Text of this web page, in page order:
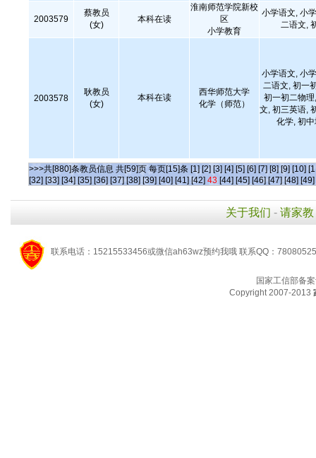
2003579
蔡教员
(女)
本科在读
淮南师范学院新校
区
小学教育
小学语文, 小
二语文,
2003578
耿教员
(女)
本科在读
西华师范大学
化学（师范）
小学语文, 小
二语文, 初一
初一初二物
文, 初三英语,
化学, 初
>>>共[880]条教员信息 共[59]页 每页[15]条 [1] [2] [3] [4] [5] [6] [7] [8] [9] [10]
[32] [33] [34] [35] [36] [37] [38] [39] [40] [41] [42] 43 [44] [45] [46] [47] [48] [49]
关于我们 - 请家教
联系电话：15215533456或微信ah63wz预约我哦 联系QQ：
国家工信部备
Copyright 2007-2013